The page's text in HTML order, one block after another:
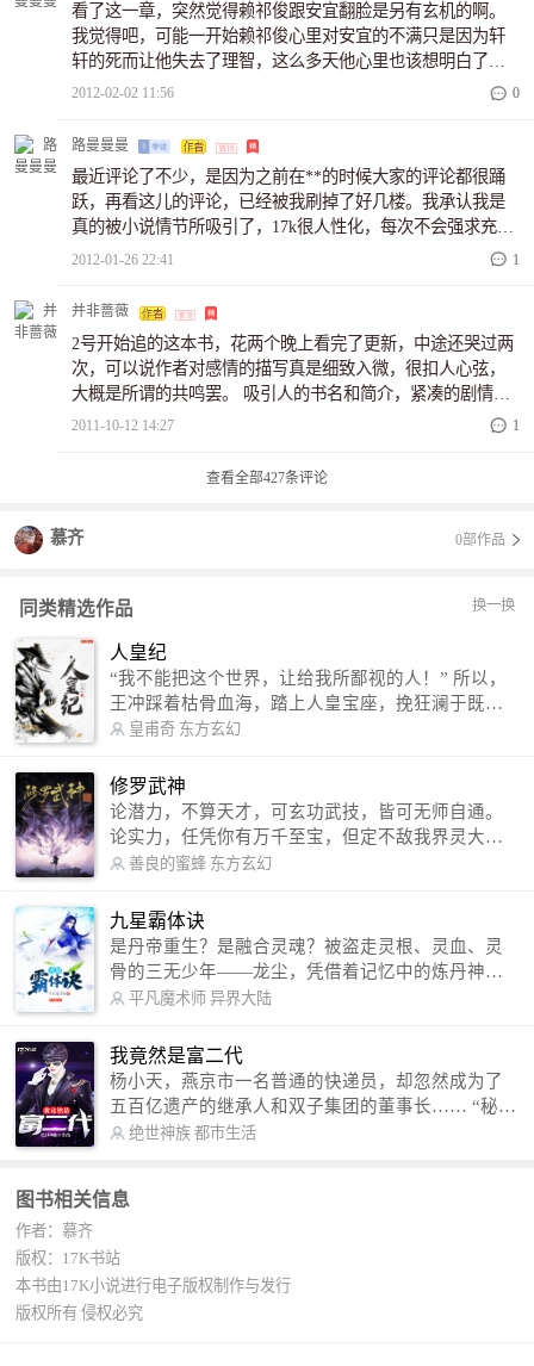
看了这一章，突然觉得赖祁俊跟安宜翻脸是另有玄机的啊。
我觉得吧，可能一开始赖祁俊心里对安宜的不满只是因为轩
轩的死而让他失去了理智，这么多天他心里也该想明白了。
他这么聪明，考虑事情应该是很周全的，比如公司这件事
勇玩。那么，现在赖祁俊跟安宜打官司是不是也就是为了让
忽略他的小动作，忘记对付他？明知道安宜会和自己对抗，
明知道自己可能拿不到阳阳的抚养权，那么这官司应该就是
赖祁俊对付安成勇的另一个办法吧。唉诶~~~不知道我猜的对
不对呢！
2012-02-02 11:56 0
路曼曼曼
最近评论了不少，是因为之前在**的时候大家的评论都很踊
跃，再看这儿的评论，已经被我刷掉了好几楼。我承认我是
真的被小说情节所吸引了，17k很人性化，每次不会强求充上
几十rmb。废话不多说，我觉得我应该和众多读者一样，先是
了，一路走来，历经风雨，他和安宜之间的感情想必应该已
经很深了吧！两个人之间的感情不可能因为一个深字而摆脱
生活中的种种误会，或是彻底
2012-01-26 22:41 1
并非蔷薇
2号开始追的这本书，花两个晚上看完了更新，中途还哭过两
次，可以说作者对感情的描写真是细致入微，很扣人心弦，
大概是所谓的共鸣罢。 吸引人的书名和简介，紧凑的剧情，
我一直在被窝里拿着爪机看前面的非VIP部分看到很晚，现在
赖祈俊，欧泽，冷非竞，等等，文中的这些人，人物性格都
2011-10-12 14:27 1
查看全部427条评论
慕齐 0部作品
同类精选作品 换一换
人皇纪
“我不能把这个世界，让给我所鄙视的人！” 所以，
王冲踩着枯骨血海，踏上人皇宝座，挽狂澜于既
倒，扶大厦之将倾，成就了一段无上的传说！ 微信
微博：皇甫奇（地址：http://weibo.com/u/25284575
87） QQ交流群：320238210【普通群】 574501330
【VIP订阅群】 欢迎大家关注。
皇甫奇 东方玄幻
修罗武神
论潜力，不算天才，可玄功武技，皆可无师自通。
论实力，任凭你有万千至宝，但定不敌我界灵大
军。 我是谁？天下众生视我为修罗，却不知，我以
信公众号：善良的蜜蜂后援会）
善良的蜜蜂 东方玄幻
九星霸体诀
是丹帝重生？是融合灵魂？被盗走灵根、灵血、灵
骨的三无少年——龙尘，凭借着记忆中的炼丹神
术，修行神秘功法九星霸体诀，拨开重重迷雾，解
勾搭各色美女，镇压恶鬼邪神。 江湖传闻：龙
尘一到，地吼天啸。龙尘一出，鬼泣神哭。 本
故事纯属虚构，如有雷同，那就是真事儿，想要对
号入座，抓紧时间进群：487963015 微信公众号：
平凡魔术师,或者搜索：pingfanmoshushi1982,公众
平凡魔术师 异界大陆
我竟然是富二代
杨小天，燕京市一名普通的快递员，却忽然成为了
五百亿遗产的继承人和双子集团的董事长…… “秘
书，给我定制一套百亿富翁的吃喝住行标准！” “好
呢？” “回杨总，开车太堵，已经给你安排了直升
敢想的，没有秘书办不到的。
绝世神族 都市生活
图书相关信息
作者：慕齐
版权：17K书站
本书由17K小说进行电子版权制作与发行
版权所有 侵权必究